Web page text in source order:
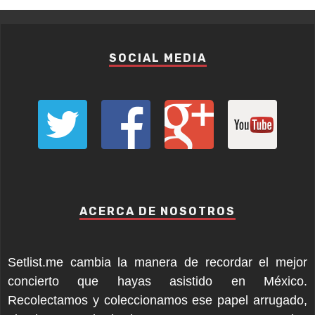
SOCIAL MEDIA
ACERCA DE NOSOTROS
Setlist.me cambia la manera de recordar el mejor
concierto que hayas asistido en México.
Recolectamos y coleccionamos ese papel arrugado,